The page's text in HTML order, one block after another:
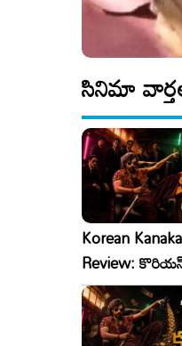
సినిమా
Korean
Review:
రివ్యూ & రేటింగ్!